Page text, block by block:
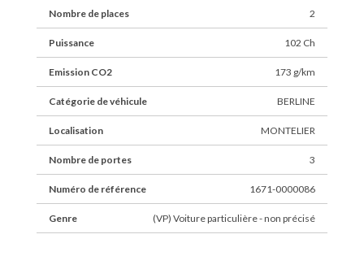
Nombre de places 2
Puissance 102 Ch
Emission CO2 173 g/km
Catégorie de véhicule BERLINE
Localisation MONTELIER
Nombre de portes 3
Numéro de référence 1671-0000086
Genre (VP) Voiture particulière - non précisé